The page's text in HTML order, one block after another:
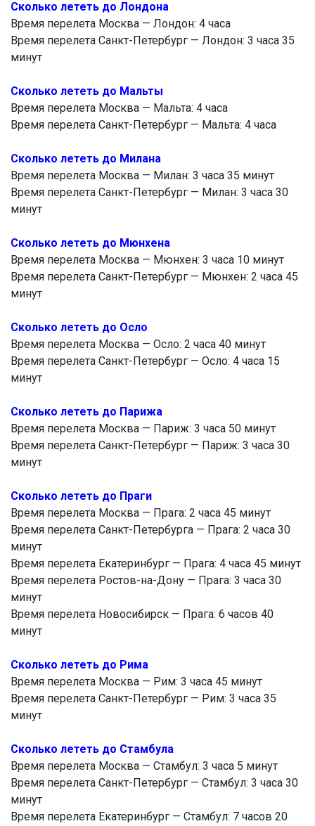
Сколько лететь до Лондона
Время перелета Москва — Лондон: 4 часа
Время перелета Санкт-Петербург — Лондон: 3 часа 35
минут
Сколько лететь до Мальты
Время перелета Москва — Мальта: 4 часа
Время перелета Санкт-Петербург — Мальта: 4 часа
Сколько лететь до Милана
Время перелета Москва — Милан: 3 часа 35 минут
Время перелета Санкт-Петербург — Милан: 3 часа 30
минут
Сколько лететь до Мюнхена
Время перелета Москва — Мюнхен: 3 часа 10 минут
Время перелета Санкт-Петербург — Мюнхен: 2 часа 45
минут
Сколько лететь до Осло
Время перелета Москва — Осло: 2 часа 40 минут
Время перелета Санкт-Петербург — Осло: 4 часа 15
минут
Сколько лететь до Парижа
Время перелета Москва — Париж: 3 часа 50 минут
Время перелета Санкт-Петербург — Париж: 3 часа 30
минут
Сколько лететь до Праги
Время перелета Москва — Прага: 2 часа 45 минут
Время перелета Санкт-Петербурга — Прага: 2 часа 30
минут
Время перелета Екатеринбург — Прага: 4 часа 45 минут
Время перелета Ростов-на-Дону — Прага: 3 часа 30
минут
Время перелета Новосибирск — Прага: 6 часов 40
минут
Сколько лететь до Рима
Время перелета Москва — Рим: 3 часа 45 минут
Время перелета Санкт-Петербург — Рим: 3 часа 35
минут
Сколько лететь до Стамбула
Время перелета Москва — Стамбул: 3 часа 5 минут
Время перелета Санкт-Петербург — Стамбул: 3 часа 30
минут
Время перелета Екатеринбург — Стамбул: 7 часов 20